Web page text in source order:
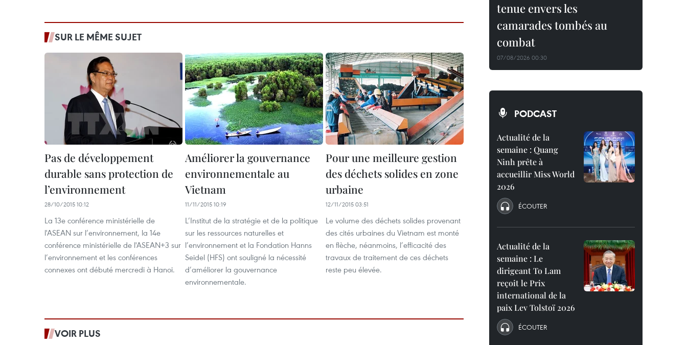
SUR LE MÊME SUJET
Pas de développement
durable sans protection de
l’environnement
28/10/2015 10:12
La 13e conférence ministérielle de
l'ASEAN sur l’environnement, la 14e
conférence ministérielle de l'ASEAN+3 sur
l’environnement et les conférences
connexes ont débuté mercredi à Hanoi.
Améliorer la gouvernance
environnementale au
Vietnam
11/11/2015 10:19
L’Institut de la stratégie et de la politique
sur les ressources naturelles et
l’environnement et la Fondation Hanns
Seidel (HFS) ont souligné la nécessité
d’améliorer la gouvernance
environnementale.
Pour une meilleure gestion
des déchets solides en zone
urbaine
12/11/2015 03:51
Le volume des déchets solides provenant
des cités urbaines du Vietnam est monté
en flèche, néanmoins, l’efficacité des
travaux de traitement de ces déchets
reste peu élevée.
VOIR PLUS
tenue envers les
camarades tombés au
combat
07/08/2026 00:30
PODCAST
Actualité de la
semaine : Quang
Ninh prête à
accueillir Miss World
2026
ÉCOUTER
Actualité de la
semaine : Le
dirigeant To Lam
reçoit le Prix
international de la
paix Lev Tolstoï 2026
ÉCOUTER